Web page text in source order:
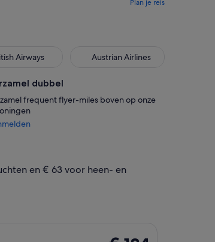
Plan je reis
Airways Austrian Airlines
Austrian Airlines
dubbel
frequent flyer-miles boven op onze
en € 63 voor heen- en